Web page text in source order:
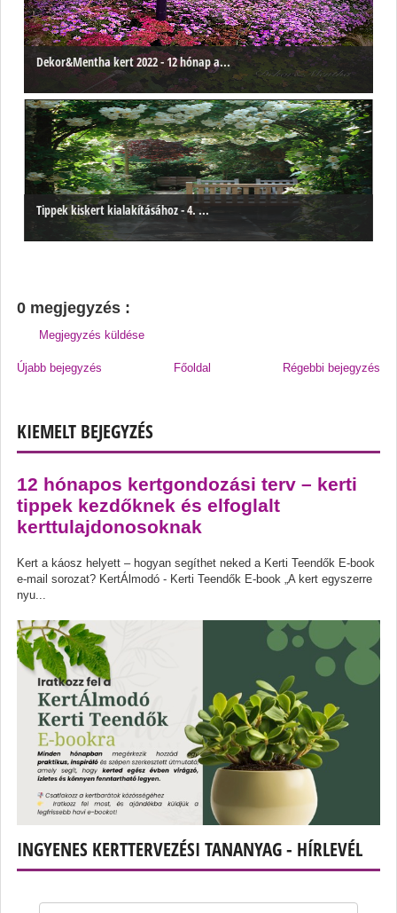
Dekor&Mentha kert 2022 - 12 hónap a...
Tippek kiskert kialakításához - 4. ...
0 megjegyzés :
Megjegyzés küldése
Újabb bejegyzés Régebbi bejegyzés
Főoldal
KIEMELT BEJEGYZÉS
12 hónapos kertgondozási terv – kerti
tippek kezdőknek és elfoglalt
kerttulajdonosoknak
Kert a káosz helyett – hogyan segíthet neked a Kerti Teendők E-book
e-mail sorozat? KertÁlmodó - Kerti Teendők E-book „A kert egyszerre
nyu...
INGYENES KERTTERVEZÉSI TANANYAG - HÍRLEVÉL